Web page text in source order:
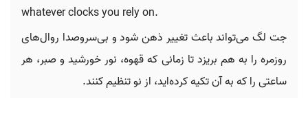
whatever clocks you rely on.
جت لگ می‌تواند باعث تغییر ذهن شود و بی‌سروصدا روال‌های
روزمره را به هم بریزد تا زمانی که قهوه، نور خورشید و صبر، هر
ساعتی را که به آن تکیه کرده‌اید، از نو تنظیم کنند.